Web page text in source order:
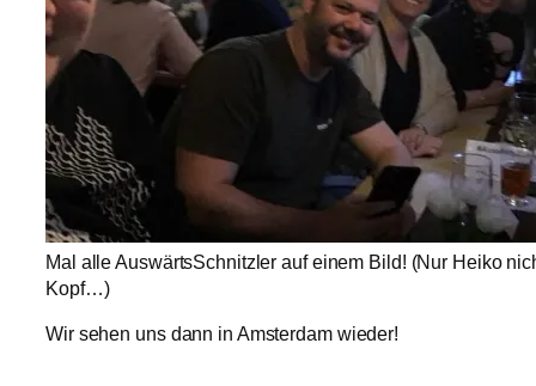
Mal alle AuswärtsSchnitzler auf einem Bild! (Nur Heiko
Kopf…)
Wir sehen uns dann in Amsterdam wieder!